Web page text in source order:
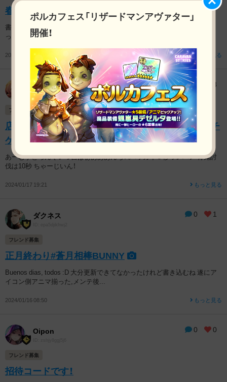
春節イベントとサブクエと
書きたい事が沢山あった気がしますが春節イベント始まって忘れてしま
った… そうそう、水族館のマイアクアリウム行ったらダイオ...
2024/01/18 23:12 もっと見る
2 3
よちこ
ID: 8dq7s42u5xpt
フレンド募集
店売りの金卵は追憶システム風∞販売ですか？襲撃チ
ケットは半日で２３００枚たまりますね
あーむすとろんぐいつ吉ぱぁあああんち！（ハッカイ５秒ワンパン 青鬼討
伐は10秒 ちゃーじいん！
2024/01/17 19:21 もっと見る
0 1
ダクネス
フレンド募集
正月終わり#蒼月相棒BUNNY
Buenos dias, todos :D 大分更新できてなかったけれど書き込むね 遂にア
イコン側アニマ揃った,メンテ後...
2024/01/16 08:50 もっと見る
0 0
Oipon
フレンド募集
招待コードです！
ポルカフェス「リザードマンアヴァター」
開催！